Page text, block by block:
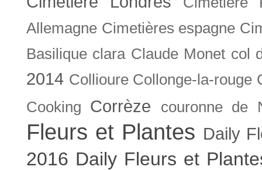
Allemagne Cimetières espagne
Basilique clara Claude Monet col
2014 Collioure Collonge-la-rouge
Cooking
Corrèze couronne de
Fleurs et Plantes Daily
2016 Daily Fleurs et